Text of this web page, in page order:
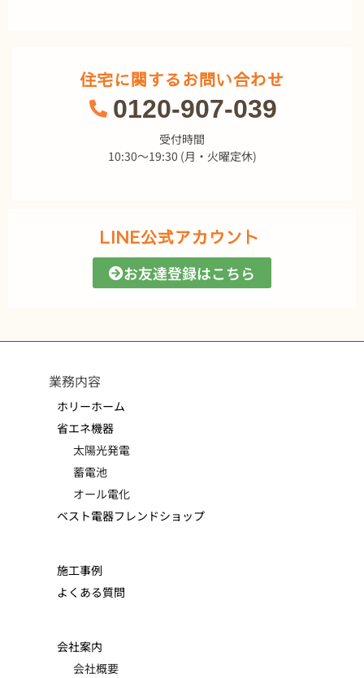
住宅に関するお問い合わせ
0120-907-039
受付時間
10:30～19:30 (月・火曜定休)
LINE公式アカウント
お友達登録はこちら
業務内容
ホリーホーム
省エネ機器
太陽光発電
蓄電池
オール電化
ベスト電器フレンドショップ
施工事例
よくある質問
会社案内
会社概要